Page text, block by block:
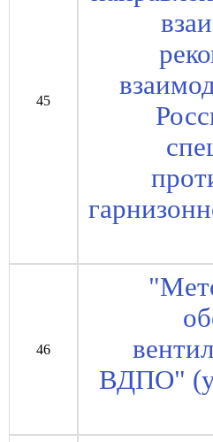
45
46
ВДПО"